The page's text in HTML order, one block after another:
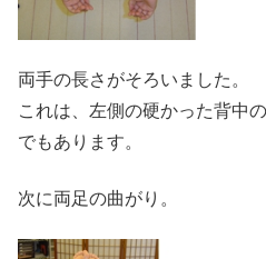
両手の長さがそろいました。
これは、左側の硬かった背中
でもあります。
次に両足の曲がり。